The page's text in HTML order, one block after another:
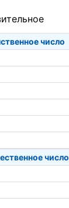
число
число